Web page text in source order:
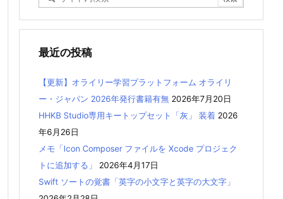
最近の投稿
【更新】オライリー学習プラットフォーム オライリ
ー・ジャパン 2026年発行書籍有無 2026年7月20日
HHKB Studio専用キートップセット「灰」 装着 2026
年6月26日
メモ「Icon Composer ファイルを Xcode プロジェク
トに追加する」
2026年4月17日
Swift ソートの覚書「英字の小文字と英字の大文字」